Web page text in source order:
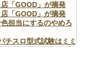
「GOOD」が摘発
「GOOD」が摘発
担当にするのやめろ
チスロ型式試験はミミ
ワイの人生どれくら